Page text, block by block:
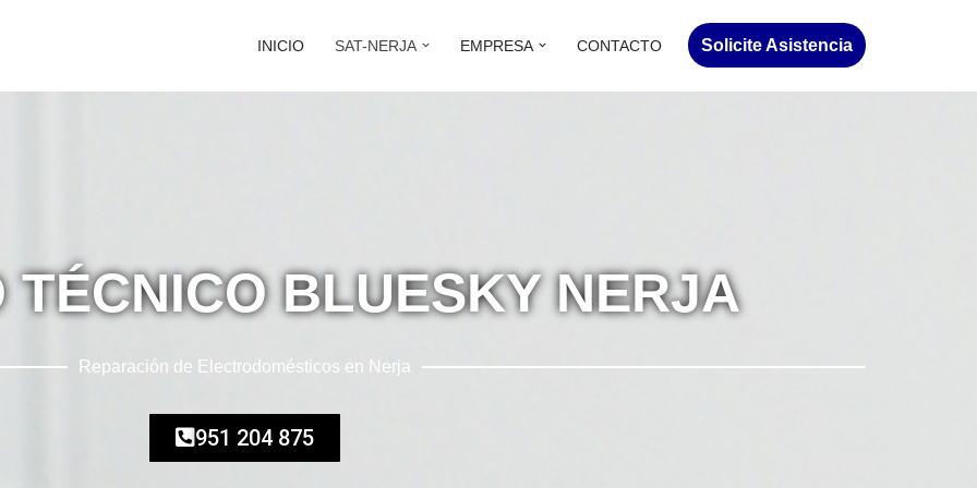
INICIO SAT-NERJA EMPRESA CONTACTO Solicite Asistencia
TÉCNICO BLUESKY NERJA
Reparación de Electrodomésticos en Nerja
951 204 875